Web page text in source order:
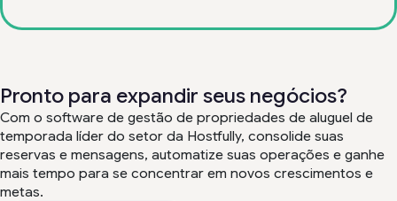
Pronto para expandir seus negócios?
Com o software de gestão de propriedades de aluguel de
temporada líder do setor da Hostfully, consolide suas
reservas e mensagens, automatize suas operações e ganhe
mais tempo para se concentrar em novos crescimentos e
metas.